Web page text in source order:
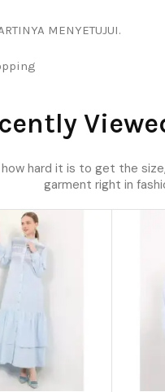
MENYETUJUI.
how hard it is to get the
garment right in